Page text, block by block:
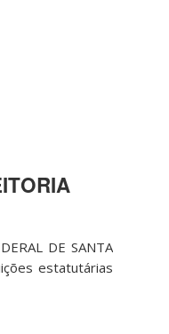
DE SANTA
estatutárias